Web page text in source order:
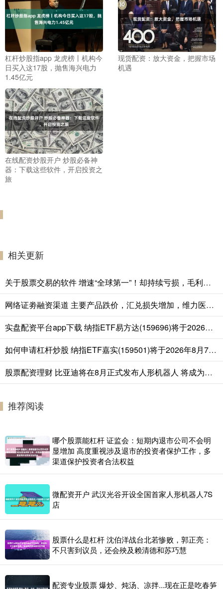
杠杆炒股指app 龙虎榜丨机构今
日买入这17股，抛售海兴电力
1.45亿元
现货配资：放大资金，把握市场
机遇
在线配资炒股开户 炒股必备神
器：下载这些软件，开启投资之
旅
相关更新
关于股票交易的软件 增速“全球第一”！却持续亏损，毛利率低于同行，现要冲IPO
网络证劵融资渠道 主要产品跌价，汇兑损失增加，维力医疗上半年净利降近16%
实盘配资平台app下载 纳指ETF易方达(159696)将于2026年8月7日开市起停牌，自2026年8月7日10:30起复牌，停牌期间赎回业务照常办理
如何申请杠杆炒股 纳指ETF嘉实(159501)将于2026年8月7日开市起停牌,自10:30起复牌，停牌期间赎回业务照常办理
股票配资理财 比亚迪将在8月正式发布人形机器人 将成为门店销售？
推荐阅读
哪个股票能杠杆 证监会：短期内退市公司不会明
显增加 高度重视涉及退市的投资者保护工作，多
渠道保护投资者合法权益
微配资开户 武汉光谷开设全国首家人形机器人7S
店
股票什么是杠杆 沈伯洋战台北若惨败，郭正亮：
不只害到议员，还会殃及赖清德和苏巧慧
配资专业股票 爆炒、炖汤、凉拌...现在正是吃春笋